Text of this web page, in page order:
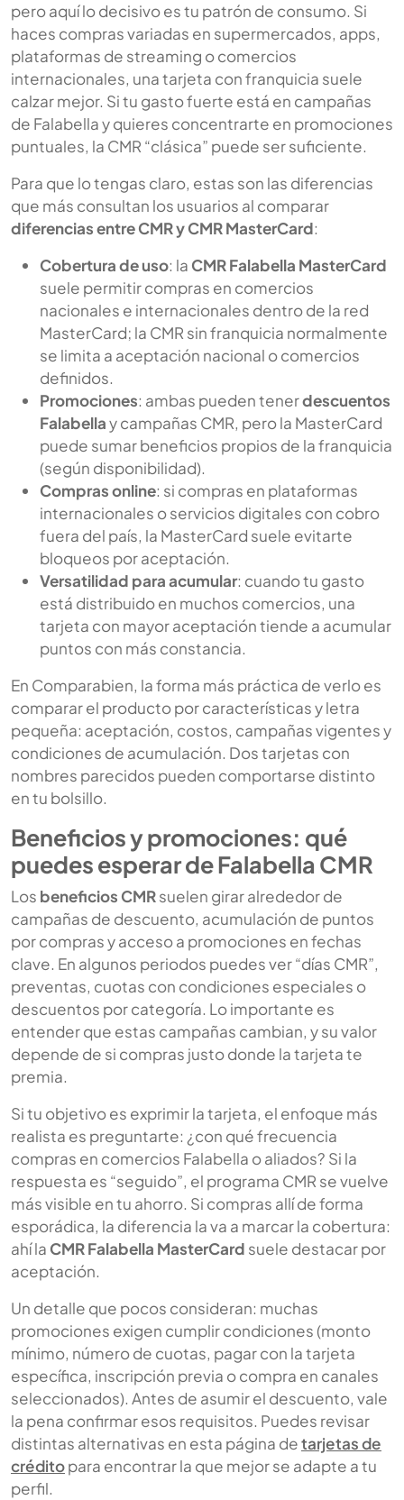
pero aquí lo decisivo es tu patrón de consumo. Si
haces compras variadas en supermercados, apps,
plataformas de streaming o comercios
internacionales, una tarjeta con franquicia suele
calzar mejor. Si tu gasto fuerte está en campañas
de Falabella y quieres concentrarte en promociones
puntuales, la CMR “clásica” puede ser suficiente.
Para que lo tengas claro, estas son las diferencias
que más consultan los usuarios al comparar
diferencias entre CMR y CMR MasterCard:
Cobertura de uso: la CMR Falabella MasterCard
suele permitir compras en comercios
nacionales e internacionales dentro de la red
MasterCard; la CMR sin franquicia normalmente
se limita a aceptación nacional o comercios
definidos.
Promociones: ambas pueden tenerdescuentos
Falabellay campañas CMR, pero la MasterCard
puede sumar beneficios propios de la franquicia
(según disponibilidad).
Compras online: si compras en plataformas
internacionales o servicios digitales con cobro
fuera del país, la MasterCard suele evitarte
bloqueos por aceptación.
Versatilidad para acumular: cuando tu gasto
está distribuido en muchos comercios, una
tarjeta con mayor aceptación tiende a acumular
puntos con más constancia.
En Comparabien, la forma más práctica de verlo es
comparar el producto por características y letra
pequeña: aceptación, costos, campañas vigentes y
condiciones de acumulación. Dos tarjetas con
nombres parecidos pueden comportarse distinto
en tu bolsillo.
Beneficios y promociones: qué
puedes esperar de Falabella CMR
Los beneficios CMRsuelen girar alrededor de
campañas de descuento, acumulación de puntos
por compras y acceso a promociones en fechas
clave. En algunos periodos puedes ver “días CMR”,
preventas, cuotas con condiciones especiales o
descuentos por categoría. Lo importante es
entender que estas campañas cambian, y su valor
depende de si compras justo donde la tarjeta te
premia.
Si tu objetivo es exprimir la tarjeta, el enfoque más
realista es preguntarte: ¿con qué frecuencia
compras en comercios Falabella o aliados? Si la
respuesta es “seguido”, el programa CMR se vuelve
más visible en tu ahorro. Si compras allí de forma
esporádica, la diferencia la va a marcar la cobertura:
ahí la CMR Falabella MasterCard suele destacar por
aceptación.
Un detalle que pocos consideran: muchas
promociones exigen cumplir condiciones (monto
mínimo, número de cuotas, pagar con la tarjeta
específica, inscripción previa o compra en canales
seleccionados). Antes de asumir el descuento, vale
la pena confirmar esos requisitos. Puedes revisar
distintas alternativas en esta página detarjetas de
créditopara encontrar la que mejor se adapte a tu
perfil.